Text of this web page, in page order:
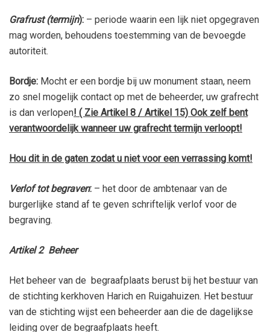
Grafrust (termijn): – periode waarin een lijk niet opgegraven
mag worden, behoudens toestemming van de bevoegde
autoriteit.
Bordje: Mocht er een bordje bij uw monument staan, neem
zo snel mogelijk contact op met de beheerder, uw grafrecht
is dan verlopen! ( Zie Artikel 8 / Artikel 15) Ook zelf bent
verantwoordelijk wanneer uw grafrecht termijn verloopt!
Hou dit in de gaten zodat u niet voor een verrassing komt!
Verlof tot begraven: – het door de ambtenaar van de
burgerlijke stand af te geven schriftelijk verlof voor de
begraving.
Artikel 2 Beheer
Het beheer van de begraafplaats berust bij het bestuur van
de stichting kerkhoven Harich en Ruigahuizen. Het bestuur
van de stichting wijst een beheerder aan die de dagelijkse
leiding over de begraafplaats heeft.